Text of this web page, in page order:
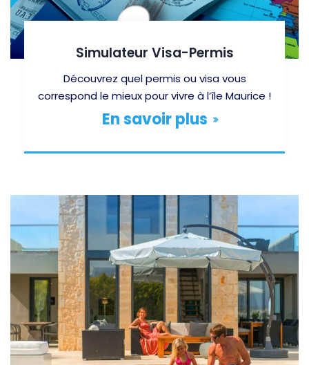
Simulateur Visa-Permis
Découvrez quel permis ou visa vous
correspond le mieux pour vivre à l’île Maurice !
En savoir plus